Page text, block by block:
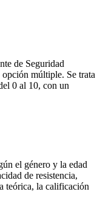
de Seguridad
opción múltiple. Se trata
0 al 10, con un
el género y la edad
de resistencia,
teórica, la calificación